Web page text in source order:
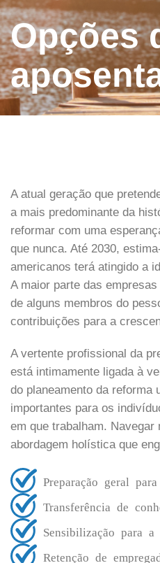
Opções
A atual geração que
a mais predominante da
reformar com uma
que nunca. Até 2030,
americanos terá atingido a
A maior parte das
de alguns membros do
contribuições para a
A vertente profissional da
está intimamente ligada à
do planeamento da reforma
importantes para os
em que trabalham.
abordagem holística que
Preparação geral
Transferência de
Sensibilização para a
Retenção de